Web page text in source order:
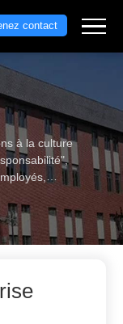
contact
à la culture
et axée
produits,
la qualité